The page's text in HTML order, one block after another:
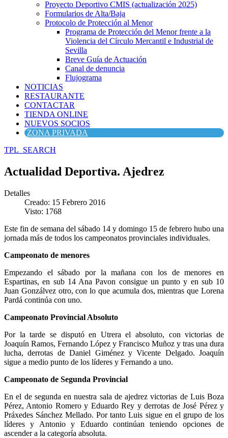
Proyecto Deportivo CMIS (actualización 2025)
Formularios de Alta/Baja
Protocolo de Protección al Menor
Programa de Protección del Menor frente a la
Violencia del Círculo Mercantil e Industrial de
Sevilla
Breve Guía de Actuación
Canal de denuncia
Flujograma
NOTICIAS
RESTAURANTE
CONTACTAR
TIENDA ONLINE
NUEVOS SOCIOS
ZONA PRIVADA
TPL_SEARCH
Actualidad Deportiva. Ajedrez
Detalles
Creado: 15 Febrero 2016
Visto: 1768
Este fin de semana del sábado 14 y domingo 15 de febrero hubo una
jornada más de todos los campeonatos provinciales individuales.
Campeonato de menores
Empezando el sábado por la mañana con los de menores en
Espartinas, en sub 14 Ana Pavon consigue un punto y en sub 10
Juan Gonzálvez otro, con lo que acumula dos, mientras que Lorena
Pardá continúa con uno.
Campeonato Provincial Absoluto
Por la tarde se disputó en Utrera el absoluto, con victorias de
Joaquín Ramos, Fernando López y Francisco Muñoz y tras una dura
lucha, derrotas de Daniel Giménez y Vicente Delgado. Joaquín
sigue a medio punto de los líderes y Fernando a uno.
Campeonato de Segunda Provincial
En el de segunda en nuestra sala de ajedrez victorias de Luis Boza
Pérez, Antonio Romero y Eduardo Rey y derrotas de José Pérez y
Práxedes Sánchez Mellado. Por tanto Luis sigue en el grupo de los
líderes y Antonio y Eduardo continúan teniendo opciones de
ascender a la categoría absoluta.